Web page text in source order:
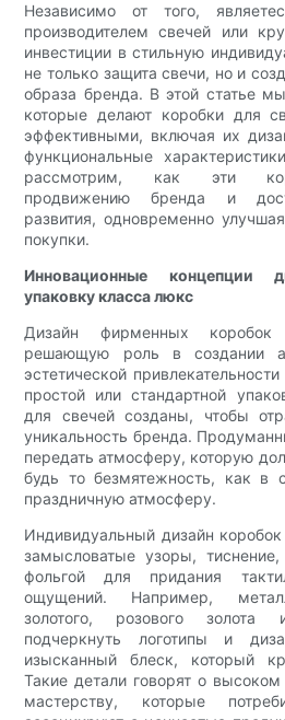
Независимо от того,
производителем свечей или
инвестиции в стильную
не только защита свечи, но и
образа бренда. В этой статье
которые делают коробки для
эффективными, включая их
функциональные
рассмотрим, как эти
продвижению бренда и
развития, одновременно
покупки.
Инновационные концепции
упаковку класса люкс
Дизайн фирменных
решающую роль в создании
эстетической
простой или стандартной
для свечей созданы, чтобы
уникальность бренда.
передать атмосферу, которую
будь то безмятежность, как в
праздничную атмосферу.
Индивидуальный дизайн
замысловатые узоры,
фольгой для придания
ощущений. Например,
золотого, розового
подчеркнуть логотипы и
изысканный блеск, который
Такие детали говорят о
мастерству, которые